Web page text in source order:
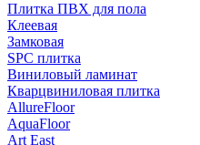
Плитка ПВХ для пола
Клеевая
Замковая
SPC плитка
Виниловый ламинат
Кварцвиниловая плитка
AllureFloor
AquaFloor
Art East